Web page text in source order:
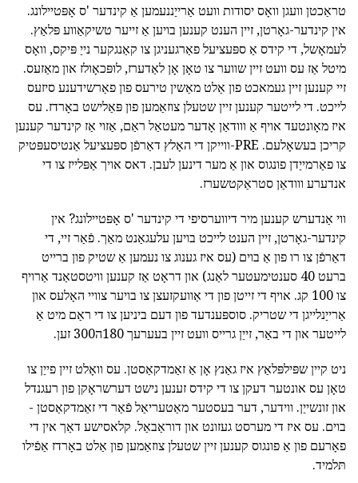
טראַכטן וועגן וואָס יסודות וועט אַרייַננעמען אַ קינדער 'ס אָפּטיילונג.
אין קינדער-גאָרטן, זיין הענט קענען בויען אַ זייער טשיקאַווע פּלאַץ.
לעמאָשל, די קידס אַ ספּעציעל פאַרגעניגן צו קאַנגקער נייַ פּיקס, וואָס
מיטל אַז עס וועט זיין שווער צו טאָן אָן לאַדערז, לופּכאָולז און מאַזעס.
זיי קענען זיין געמאכט פון אַלט מאַשין טירעס פון פאַרשידענע סיזעס
לייכט. די לייטער קענען זיין שטעלן צוזאַמען פון פּאַלישט באָרדז. עס
איז מאָונטעד אויף אַ ווודאַן אָדער מעטאַל ראַם, אַזוי אַז קינדער קענען
קריכן בעשאָלעם. PRE-ווייקן די האָלץ דאַרפֿן ספּעציעל אַנטיסעפּטיק
צו פאַרמייַדן פונגוס און אַ מער דינען לעבן. דאס אויך אַפּלייז צו די
אנדערע ווודאַן סטראַקטשערז.
ווי אַנדערש קענען מיר דיווערסיפי די קינדער 'ס אָפּטיילונג? אין
קינדער-גאָרטן, זיין הענט לייכט בויען עלעגאַנט מאַך. פֿאַר זיי, די
דאַרפֿן צו רו פון אַ בוים (עס איז גענוג צו נעמען אַ שטיק פון ברייט
ברעט 40 סענטימעטער לאַנג) און דראָט אַז קענען וויטסטאַנד אַרויף
צו 100 קג. אויף די זייטן פון די אַוועקזעצן צו בויער צוויי האָלעס און
אַרייַנלייגן די שטריק. סוספּענדעד פון דעם ביניען צו די ראַם מיט אַ
לייטער און די באַר, זייַן גרייס וועט זיין בעערעך 180ה300 זען.
ניט קיין שפּילפּלאַץ איז גאַנץ אָן אַ זאַמדקאַסטן. עס וואָלט זיין פייַן צו
טאָן עס אונטער דעקן צו די קידס זענען נישט דערשראָקן פון רעגנדל
און זונשייַן. ווידער, דער בעסטער מאַטעריאַל פֿאַר די זאַמדקאַסטן -
בוים. עס איז די מערסט געזונט און דוראַבאַל. קלאסישע דאַך אין די
פאָרעם פון אַ פונגוס קענען זיין שטעלן צוזאַמען פון אַלט באָרדז אַפֿילו
תּלמיד.